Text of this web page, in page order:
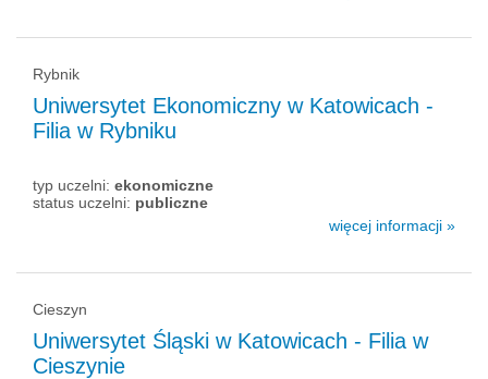
Rybnik
Uniwersytet Ekonomiczny w Katowicach -
Filia w Rybniku
typ uczelni: ekonomiczne
status uczelni: publiczne
więcej informacji »
Cieszyn
Uniwersytet Śląski w Katowicach - Filia w
Cieszynie